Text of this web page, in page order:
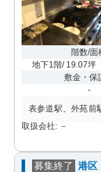
階数/面
地下1階/ 19.07坪
敷金・保
-
表参道駅、外苑前
取扱会社: －
募集終了 港区